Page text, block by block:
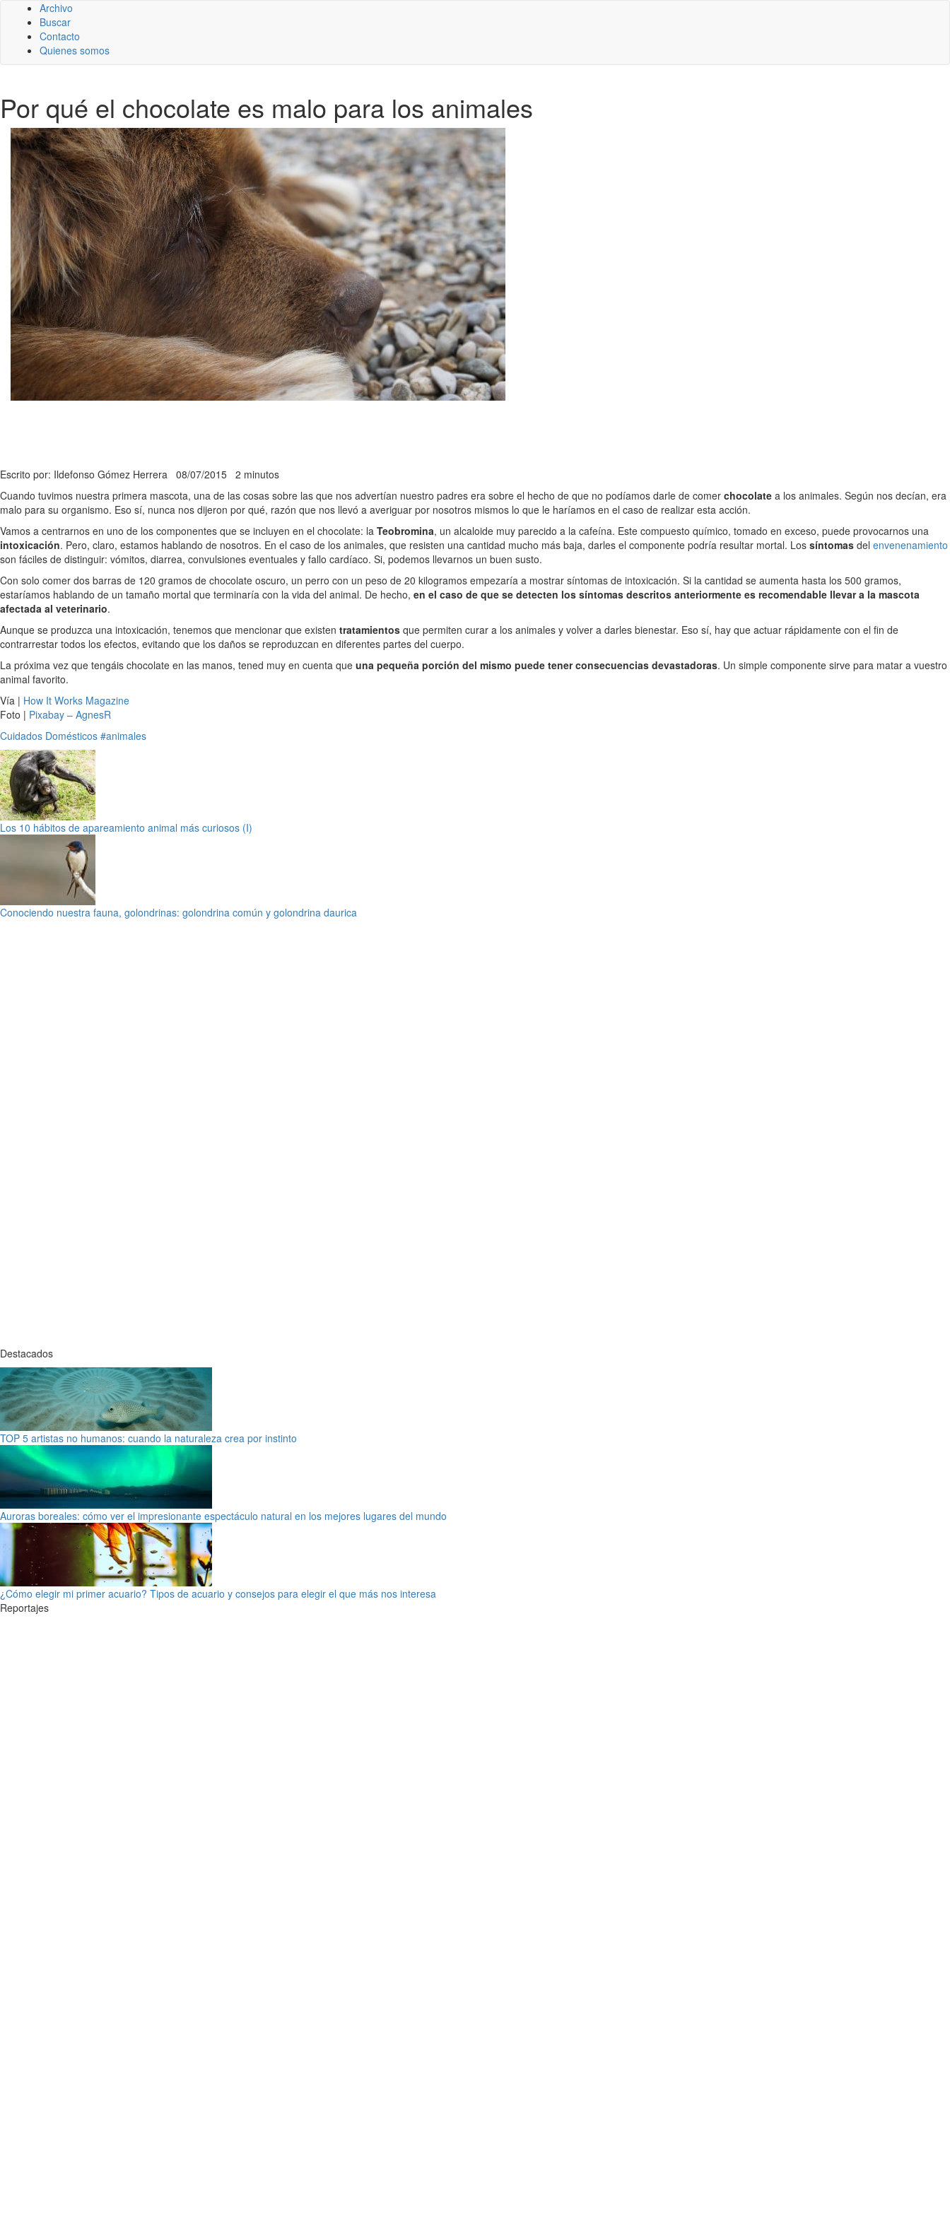
Archivo
Buscar
Contacto
Quienes somos
Por qué el chocolate es malo para los animales
Escrito por: Ildefonso Gómez Herrera 08/07/2015 2 minutos
Cuando tuvimos nuestra primera mascota, una de las cosas sobre las que nos advertían nuestro padres era sobre el hecho de que no podíamos darle de comer chocolate a los animales. Según nos decían, era
malo para su organismo. Eso sí, nunca nos dijeron por qué, razón que nos llevó a averiguar por nosotros mismos lo que le haríamos en el caso de realizar esta acción.
Vamos a centrarnos en uno de los componentes que se incluyen en el chocolate: la Teobromina, un alcaloide muy parecido a la cafeína. Este compuesto químico, tomado en exceso, puede provocarnos una
intoxicación. Pero, claro, estamos hablando de nosotros. En el caso de los animales, que resisten una cantidad mucho más baja, darles el componente podría resultar mortal. Los síntomas del envenenamiento
son fáciles de distinguir: vómitos, diarrea, convulsiones eventuales y fallo cardíaco. Si, podemos llevarnos un buen susto.
Con solo comer dos barras de 120 gramos de chocolate oscuro, un perro con un peso de 20 kilogramos empezaría a mostrar síntomas de intoxicación. Si la cantidad se aumenta hasta los 500 gramos,
estaríamos hablando de un tamaño mortal que terminaría con la vida del animal. De hecho, en el caso de que se detecten los síntomas descritos anteriormente es recomendable llevar a la mascota
afectada al veterinario.
Aunque se produzca una intoxicación, tenemos que mencionar que existen tratamientos que permiten curar a los animales y volver a darles bienestar. Eso sí, hay que actuar rápidamente con el fin de
contrarrestar todos los efectos, evitando que los daños se reproduzcan en diferentes partes del cuerpo.
La próxima vez que tengáis chocolate en las manos, tened muy en cuenta que una pequeña porción del mismo puede tener consecuencias devastadoras. Un simple componente sirve para matar a vuestro
animal favorito.
Vía | How It Works Magazine
Foto | Pixabay – AgnesR
Cuidados Domésticos #animales
Los 10 hábitos de apareamiento animal más curiosos (I)
Conociendo nuestra fauna, golondrinas: golondrina común y golondrina daurica
Destacados
TOP 5 artistas no humanos: cuando la naturaleza crea por instinto
Auroras boreales: cómo ver el impresionante espectáculo natural en los mejores lugares del mundo
¿Cómo elegir mi primer acuario? Tipos de acuario y consejos para elegir el que más nos interesa
Reportajes